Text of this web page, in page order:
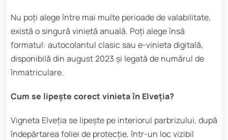
Nu poți alege între mai multe perioade de valabilitate,
există o singură vinietă anuală. Poți alege însă
formatul: autocolantul clasic sau e-vinieta digitală,
disponibilă din august 2023 și legată de numărul de
înmatriculare.
Cum se lipește corect vinieta în Elveția?
Vigneta Elveția se lipește pe interiorul parbrizului, după
îndepărtarea foliei de protecție, într-un loc vizibil